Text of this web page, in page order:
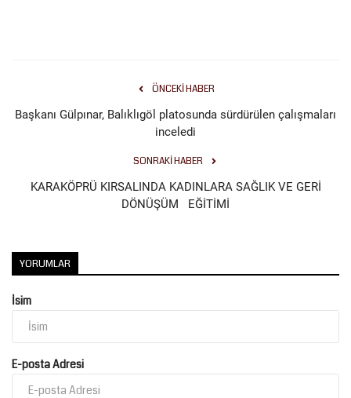
ÖNCEKI HABER
Başkanı Gülpınar, Balıklıgöl platosunda sürdürülen çalışmaları
inceledi
SONRAKI HABER
KARAKÖPRÜ KIRSALINDA KADINLARA SAĞLIK VE GERİ
DÖNÜŞÜM EĞİTİMİ
YORUMLAR
İsim
E-posta Adresi